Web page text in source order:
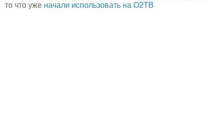
то что уже начали использовать на О2ТВ